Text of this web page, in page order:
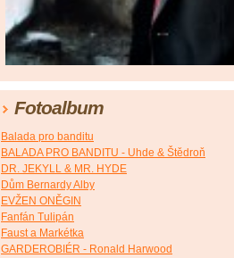
Fotoalbum
Balada pro banditu
BALADA PRO BANDITU - Uhde & Štědroň
DR. JEKYLL & MR. HYDE
Dům Bernardy Alby
EVŽEN ONĚGIN
Fanfán Tulipán
Faust a Markétka
GARDEROBIÉR - Ronald Harwood